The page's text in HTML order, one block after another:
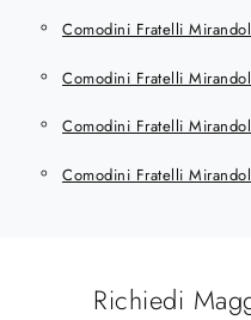
Comodini Fratelli
Comodini Fratelli
Comodini Fratelli
Comodini Fratelli
Richiedi